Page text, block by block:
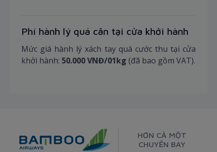
Phí hành lý quá cân tại cửa khởi hành
Mức giá hành lý xách tay quá cước thu tại cửa
khởi hành: 50.000 VNĐ/01kg (đã bao gồm VAT).
HƠN CẢ MỘT
CHUYẾN BAY